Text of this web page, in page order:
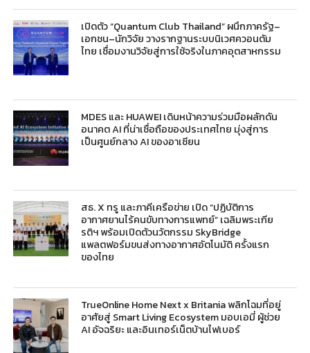
เปิดตัว “Quantum Club Thailand” ผนึกภาครัฐ–
เอกชน–นักวิจัย วางรากฐานระบบนิเวศควอนตัม
ไทย เชื่อมงานวิจัยสู่การใช้จริงในภาคอุตสาหกรรม
MDES และ HUAWEI เดินหน้าความร่วมมือผลักดัน
อนาคต AI ที่น่าเชื่อถือของประเทศไทย มุ่งสู่การ
เป็นศูนย์กลาง AI ของอาเซียน
สธ. X ทรู และภาคีเครือข่าย เปิด “ปฏิบัติการ
อากาศยานไร้คนขับทางการแพทย์” เฉลิมพระเกีย
รติฯ พร้อมเปิดตัวนวัตกรรม SkyBridge
แพลตฟอร์มขนส่งทางอากาศอัตโนมัติ ครั้งแรก
ของไทย
TrueOnline Home Next x Britania พลิกโฉมที่อยู่
อาศัยสู่ Smart Living Ecosystem มอบเอมี่ ผู้ช่วย
AI อัจฉริยะ และอินเทอร์เน็ตบ้านไฟเบอร์